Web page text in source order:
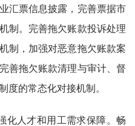
汇票信息披露，完善票据市
制。完善拖欠账款投诉处理
制，加强对恶意拖欠账款案
善拖欠账款清理与审计、督
度的常态化对接机制。
化人才和用工需求保障。畅